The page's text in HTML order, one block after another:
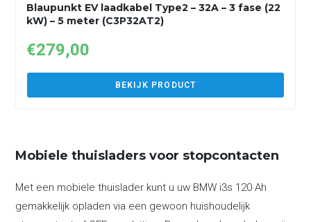
Blaupunkt EV laadkabel Type2 – 32A – 3 fase (22
kW) – 5 meter (C3P32AT2)
€279,00
BEKIJK PRODUCT
Mobiele thuisladers voor stopcontacten
Met een mobiele thuislader kunt u uw BMW i3s 120 Ah
gemakkelijk opladen via een gewoon huishoudelijk